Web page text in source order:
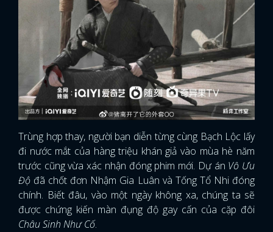
FACEBOOK GOOGLE
Trùng hợp thay, người bạn diễn từng cùng Bạch Lộc lấy
đi nước mắt của hàng triệu khán giả vào mùa hè năm
trước cũng vừa xác nhận đóng phim mới. Dự án Vô Ưu
Độ đã chốt đơn Nhậm Gia Luân và Tống Tổ Nhi đóng
chính. Biết đâu, vào một ngày không xa, chúng ta sẽ
được chứng kiến màn đụng độ gay cấn của cặp đôi
Châu Sinh Như Cố.